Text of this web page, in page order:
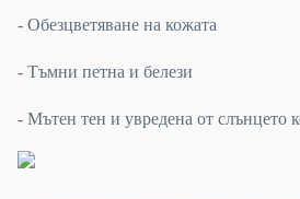
- Обезцветяване на кожата
- Тъмни петна и белези
- Мътен тен и увредена от слънцето